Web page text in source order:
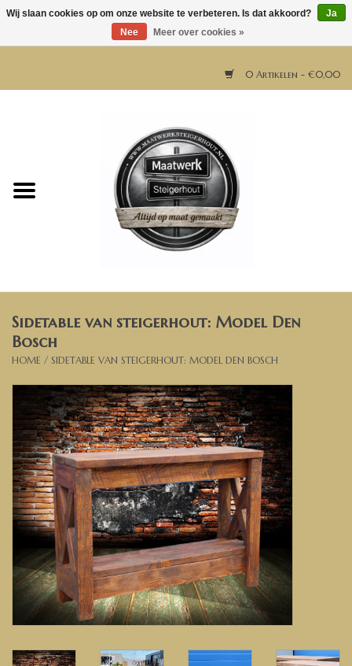
0 Artikelen - €0,00
Horeca meubels
Bartafels
Banken, stoelen &
(Bar)krukken
Hoekbanken
Plantenbakken
Hockers & Terrastafels
Opbergkisten
buy-gift-card
Zuilen & Pilaren
Sidetable van steigerhout: Model Den
Bosch
HOME / SIDETABLE VAN STEIGERHOUT: MODEL DEN BOSCH
Wij slaan cookies op om onze website te verbeteren. Is dat akkoord?
Ja
Nee
Meer over cookies »